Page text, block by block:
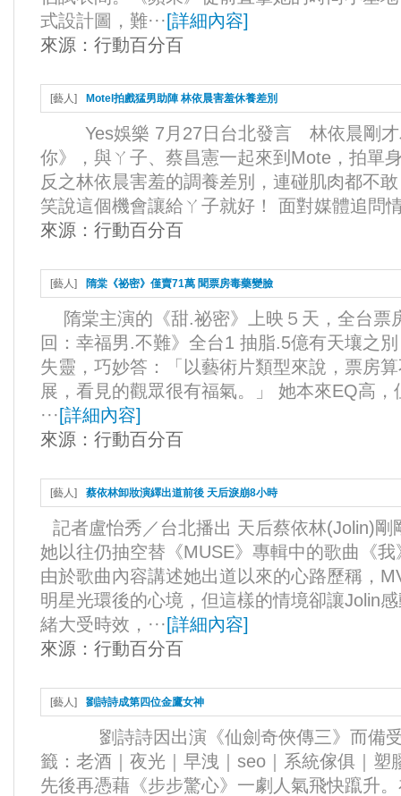
式設計圖，難··· [詳細內容]
來源： 行動百分百
[藝人] Motel拍戲猛男助陣 林依晨害羞休養差別
Yes娛樂 7月27日台北發言 林依晨剛才
你》，與ㄚ子、蔡昌憲一起來到Mote，拍單
反之林依晨害羞的調養差別，連碰肌肉都不
笑說這個機會讓給ㄚ子就好！ 面對媒體追問
來源： 行動百分百
[藝人] 隋棠《祕密》僅賣71萬 聞票房毒藥變臉
隋棠主演的《甜.祕密》上映５天，全台票
回：幸福男.不難》全台1 抽脂.5億有天壤之
失靈，巧妙答：「以藝術片類型來說，票房
展，看見的觀眾很有福氣。」 她本來EQ高
··· [詳細內容]
來源： 行動百分百
[藝人] 蔡依林卸妝演繹出道前後 天后淚崩8小時
記者盧怡秀／台北播出 天后蔡依林(Jolin)
她以往仍抽空替《MUSE》專輯中的歌曲《
由於歌曲內容講述她出道以來的心路歷稱，
明星光環後的心境，但這樣的情境卻讓Jolin
緒大受時效，··· [詳細內容]
來源： 行動百分百
[藝人] 劉詩詩成第四位金鷹女神
劉詩詩因出演《仙劍奇俠傳三》而備受
籤：老酒｜夜光｜早洩｜seo｜系統傢俱｜塑
先後再憑藉《步步驚心》一劇人氣飛快躥升